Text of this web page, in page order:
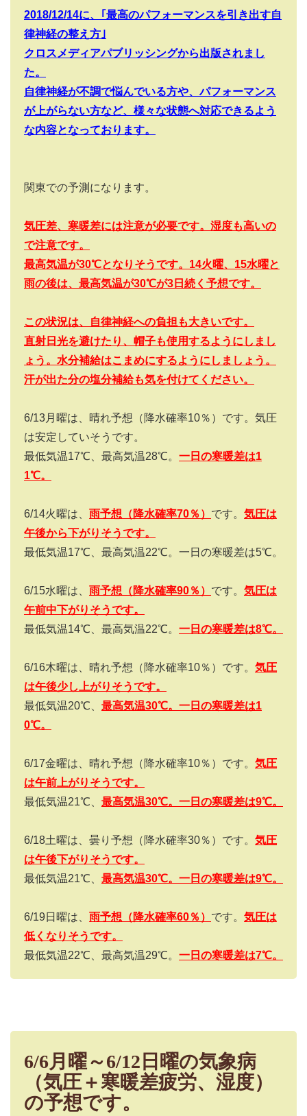
2018/12/14に、｢最高のパフォーマンスを引き出す自
律神経の整え方｣
クロスメディアパブリッシングから出版されまし
た。
自律神経が不調で悩んでいる方や、パフォーマンス
が上がらない方など、様々な状態へ対応できるよう
な内容となっております。
関東での予測になります。
気圧差、寒暖差には注意が必要です。湿度も高いの
で注意です。
最高気温が30℃となりそうです。14火曜、15水曜と
雨の後は、最高気温が30℃が3 日続く予想です。
この状況は、自律神経への負担も大きいです。
直射日光を避けたり、帽子も使用するようにしまし
ょう。水分補給はこまめにするようにしましょう。
汗が出た分の塩分補給も気を付けてください。
6/13月曜は、晴れ予想（降水確率10％）です。気圧
は安定していそうです。
最低気温17℃、最高気温28℃。 一日の寒暖差は1
1℃。
6/14火曜は、 雨予想（降水確率70％） です。 気圧は
午後から下がりそうです。
最低気温17℃、最高気温22℃。一日の寒暖差は5℃。
6/15水曜は、 雨予想（降水確率90％） です。 気圧は
午前中下がりそうです。
最低気温14℃、最高気温22℃。 一日の寒暖差は8℃。
6/16木曜は、晴れ予想（降水確率10％）です。 気圧
は午後少し上がりそうです。
最低気温20℃、 最高気温30℃。一日の寒暖差は1
0℃。
6/17金曜は、晴れ予想（降水確率10％）です。 気圧
は午前上がりそうです。
最低気温21℃、 最高気温30℃。 一日の寒暖差は9℃。
6/18土曜は、曇り予想（降水確率30％）です。 気圧
は午後下がりそうです。
最低気温21℃、 最高気温30℃。 一日の寒暖差は9℃。
6/19 日曜は、 雨予想（降水確率60％） です。 気圧は
低くなりそうです。
最低気温22℃、最高気温29℃。 一日の寒暖差は7℃。
6/6月曜～6/12日曜の気象病
（気圧＋寒暖差疲労、湿度）
の予想です。